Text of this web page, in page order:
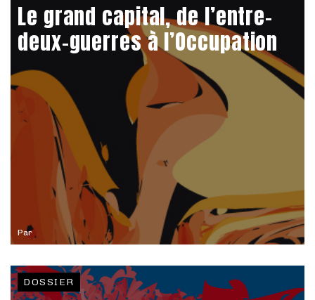
Par
Le grand capital, de l’entre-
deux-guerres à l’Occupation
DOSSIER